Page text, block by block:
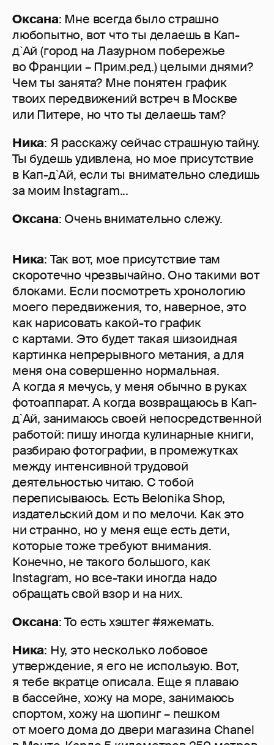
Оксана: Мне всегда было страшно
любопытно, вот что ты делаешь в Кап-
д`Ай (город на Лазурном побережье
во Франции – Прим.ред.) целыми днями?
Чем ты занята? Мне понятен график
твоих передвижений встреч в Москве
или Питере, но что ты делаешь там?
Ника: Я расскажу сейчас страшную тайну.
Ты будешь удивлена, но мое присутствие
в Кап-д`Ай, если ты внимательно следишь
за моим Instagram...
Оксана: Очень внимательно слежу.
Ника: Так вот, мое присутствие там
скоротечно чрезвычайно. Оно такими вот
блоками. Если посмотреть хронологию
моего передвижения, то, наверное, это
как нарисовать какой-то график
с картами. Это будет такая шизоидная
картинка непрерывного метания, а для
меня она совершенно нормальная.
А когда я мечусь, у меня обычно в руках
фотоаппарат. А когда возвращаюсь в Кап-
д`Ай, занимаюсь своей непосредственной
работой: пишу иногда кулинарные книги,
разбираю фотографии, в промежутках
между интенсивной трудовой
деятельностью читаю. С тобой
переписываюсь. Есть Belonika Shop,
издательский дом и по мелочи. Как это
ни странно, но у меня еще есть дети,
которые тоже требуют внимания.
Конечно, не такого большого, как
Instagram, но все-таки иногда надо
обращать свой взор и на них.
Оксана: То есть хэштег #яжемать.
Ника: Ну, это несколько лобовое
утверждение, я его не использую. Вот,
я тебе вкратце описала. Еще я плаваю
в бассейне, хожу на море, занимаюсь
спортом, хожу на шопинг – пешком
от моего дома до двери магазина Chanel